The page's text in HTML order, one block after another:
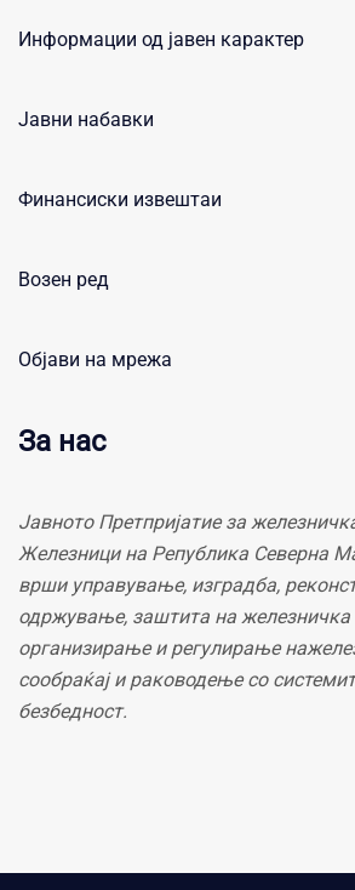
Информации од јавен карактер
Јавни набавки
Финансиски извештаи
Возен ред
Објави на мрежа
За нас
Јавното Претпријатие за
Железници на Република Северна
врши управување, изградба,
одржување, заштита на железничка
организирање и регулирање
сообраќај и раководење со
безбедност.